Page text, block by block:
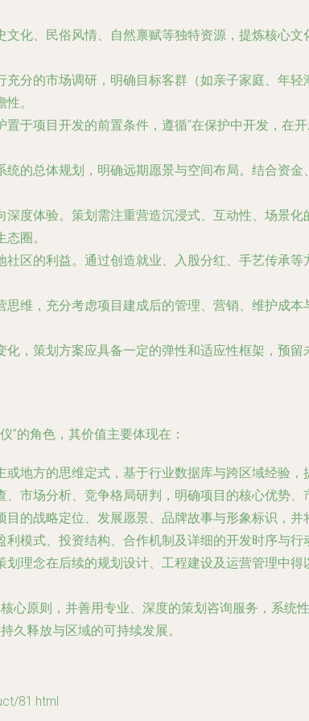
文化、民俗风情、自然禀赋等独特资源，提炼核心
充分的市场调研，明确目标客群（如亲子家庭、年
。
置于项目开发的前置条件，遵循“在保护中开发，在
统的总体规划，明确远期愿景与空间布局。结合资
深度体验。策划需注重营造沉浸式、互动性、场景
圈。
社区的利益。通过创造就业、入股分红、手艺传承
思维，充分考虑项目建成后的管理、营销、维护成
化，策划方案应具备一定的弹性和适应性框架，预
”的角色，其价值主要体现在：
或地方的思维定式，基于行业数据库与跨区域经验
、市场分析、竞争格局研判，明确项目的核心优势
目的战略定位、发展愿景、品牌故事与形象标识，
利模式、投资结构、合作机制及详细的开发时序与行
划理念在后续的规划设计、工程建设及运营管理中得
心原则，并善用专业、深度的策划咨询服务，系统
久释放与区域的可持续发展。
81.html